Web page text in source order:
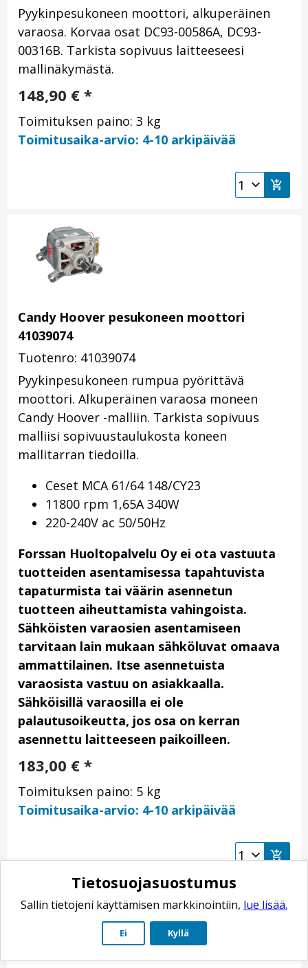
Pyykinpesukoneen moottori, alkuperäinen
varaosa. Korvaa osat DC93-00586A, DC93-
00316B. Tarkista sopivuus laitteeseesi
mallinäkymästä.
148,90 € *
Toimituksen paino: 3 kg
Toimitusaika-arvio: 4-10 arkipäivää
Candy Hoover pesukoneen moottori
41039074
Tuotenro: 41039074
Pyykinpesukoneen rumpua pyörittävä
moottori. Alkuperäinen varaosa moneen
Candy Hoover -malliin. Tarkista sopivuus
malliisi sopivuustaulukosta koneen
mallitarran tiedoilla.
Ceset MCA 61/64 148/CY23
11800 rpm 1,65A 340W
220-240V ac 50/50Hz
Forssan Huoltopalvelu Oy ei ota vastuuta
tuotteiden asentamisessa tapahtuvista
tapaturmista tai väärin asennetun
tuotteen aiheuttamista vahingoista.
Sähköisten varaosien asentamiseen
tarvitaan lain mukaan sähköluvat omaava
ammattilainen. Itse asennetuista
varaosista vastuu on asiakkaalla.
Sähköisillä varaosilla ei ole
palautusoikeutta, jos osa on kerran
asennettu laitteeseen paikoilleen.
183,00 € *
Toimituksen paino: 5 kg
Toimitusaika-arvio: 4-10 arkipäivää
Tietosuojasuostumus
Sallin tietojeni käyttämisen markkinointiin, lue lisää.
Ei Kyllä